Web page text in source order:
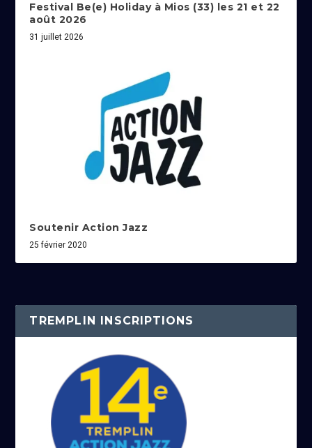
Festival Be(e) Holiday à Mios (33) les 21 et 22
août 2026
31 juillet 2026
Soutenir Action Jazz
25 février 2020
TREMPLIN INSCRIPTIONS